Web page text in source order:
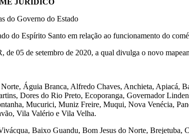
do Governo do Estado
do Espírito Santo em relação ao funcionamento do
05 de setembro de 2020, a qual divulga o novo
Águia Branca, Alfredo Chaves, Anchieta, Apiacá,
Dores do Rio Preto, Ecoporanga, Governador
Mucurici, Muniz Freire, Muqui, Nova Venécia,
Vila Valério e Vila Velha.
Baixo Guandu, Bom Jesus do Norte, Brejetuba,